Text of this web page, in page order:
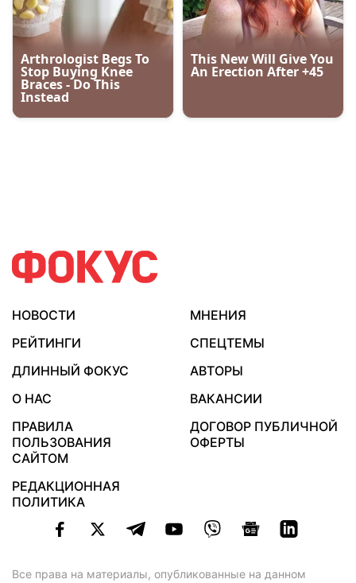
НОВОСТИ
МНЕНИЯ
РЕЙТИНГИ
СПЕЦТЕМЫ
ДЛИННЫЙ ФОКУС
АВТОРЫ
О НАС
ВАКАНСИИ
ПРАВИЛА
ПОЛЬЗОВАНИЯ
САЙТОМ
ДОГОВОР ПУБЛИЧНОЙ
ОФЕРТЫ
РЕДАКЦИОННАЯ
ПОЛИТИКА
Все права на материалы, опубликованные на данном